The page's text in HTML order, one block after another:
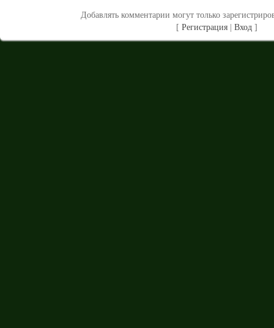
Добавлять комментарии могут только
[Регистрация |Вход ]